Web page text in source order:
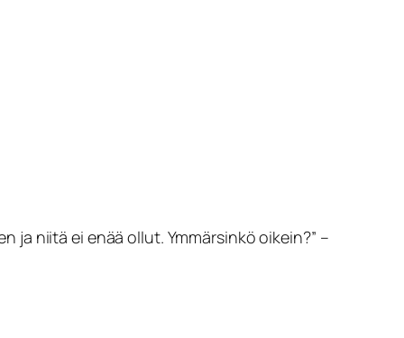
ja niitä ei enää ollut. Ymmärsinkö oikein?” –